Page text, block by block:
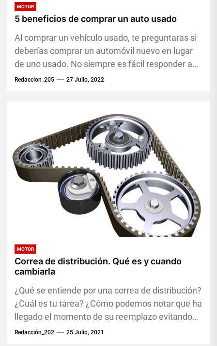
MOTOR
5 beneficios de comprar un auto usado
Al comprar un vehículo usado, te preguntaras si
deberías comprar un automóvil nuevo en lugar
de uno usado. No siempre es fácil responder a
la...
Redaccion_205 27 Julio, 2022
MOTOR
Correa de distribución. Qué es y cuando
cambiarla
¿Qué se entiende por una correa de distribución?
¿Cuál es tu tarea? ¿Cómo podemos notar que ha
llegado el momento de su reemplazo evitando
así...
Redacción_202 25 Julio, 2021